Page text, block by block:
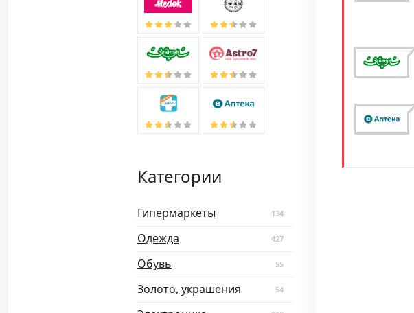
Категории
Гипермаркеты 134
Одежда 427
Обувь 55
Золото, украшения 54